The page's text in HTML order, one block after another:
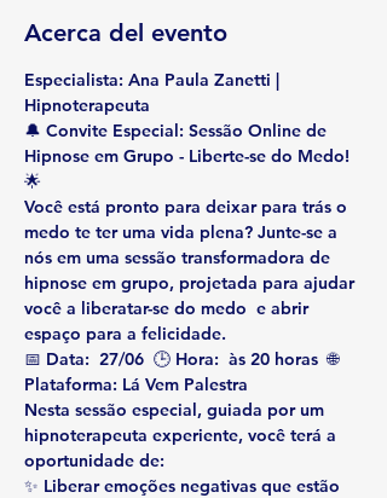
Acerca del evento
Especialista: Ana Paula Zanetti |
Hipnoterapeuta
🔔 Convite Especial: Sessão Online de
Hipnose em Grupo - Liberte-se do Medo!
🌟
Você está pronto para deixar para trás o
medo te ter uma vida plena? Junte-se a
nós em uma sessão transformadora de
hipnose em grupo, projetada para ajudar
você a liberatar-se do medo  e abrir
espaço para a felicidade.
📅 Data: 27/06  🕒 Hora: às 20 horas  🌐
Plataforma: Lá Vem Palestra
Nesta sessão especial, guiada por um
hipnoterapeuta experiente, você terá a
oportunidade de:
✨ Liberar emoções negativas que estão